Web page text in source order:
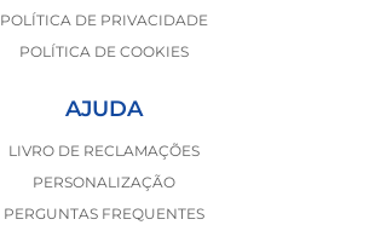
POLÍTICA DE PRIVACIDADE
POLÍTICA DE COOKIES
AJUDA
LIVRO DE RECLAMAÇÕES
PERSONALIZAÇÃO
PERGUNTAS FREQUENTES